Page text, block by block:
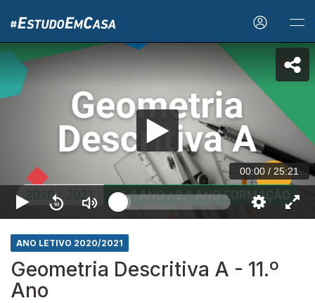
00:00 / 25:21
ANO LETIVO 2020/2021
Geometria Descritiva A - 11.º
Ano